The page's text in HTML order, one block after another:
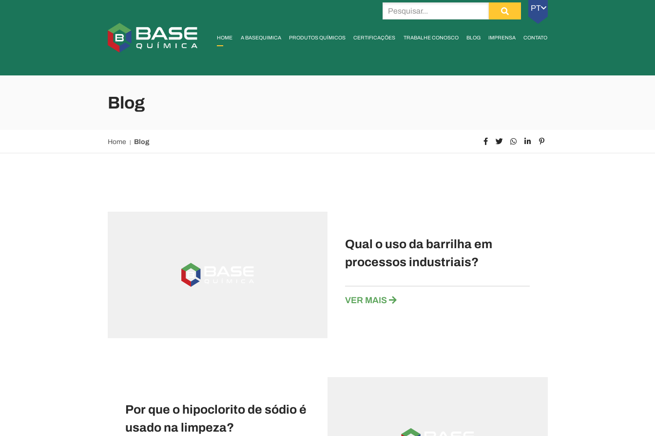
HOME A BASEQUIMICA PRODUTOS QUÍMICOS CERTIFICAÇÕES TRABALHE CONOSCO BLOG IMPRENSA CONTATO
PT
Blog
Home Blog
Qual o uso da barrilha em
processos industriais?
VER MAIS
Por que o hipoclorito de sódio é
usado na limpeza?